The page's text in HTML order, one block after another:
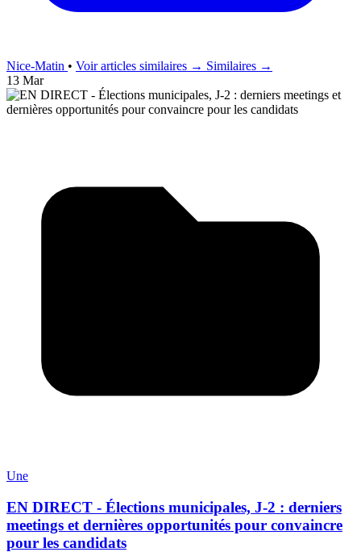
Nice-Matin • Voir articles similaires → Similaires →
13 Mar
Une
EN DIRECT - Élections municipales, J-2 : derniers
meetings et dernières opportunités pour convaincre
pour les candidats